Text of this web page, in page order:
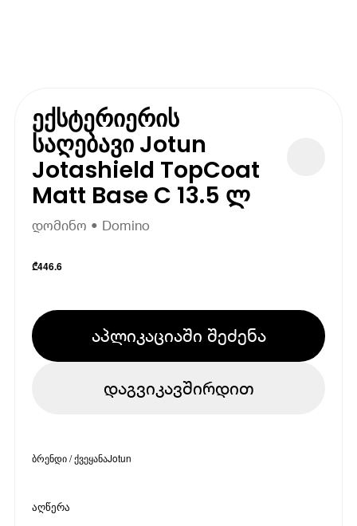
ექსტერიერის
საღებავი Jotun
Jotashield TopCoat
Matt Base C 13.5 ლ
დომინო • Domino
₾446.6
აპლიკაციაში შეძენა
დაგვიკავშირდით
ბრენდი / ქვეყანაJotun
აღწერა